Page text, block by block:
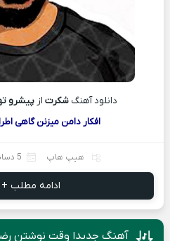
دانلود آهنگ شکرت از پیشرو
افکار دامن میزنن گاهی
هیپ هاپ 5 دسامبر 2025
ادامه مطلب +
آهنگ جدیدا وقت نوشتن